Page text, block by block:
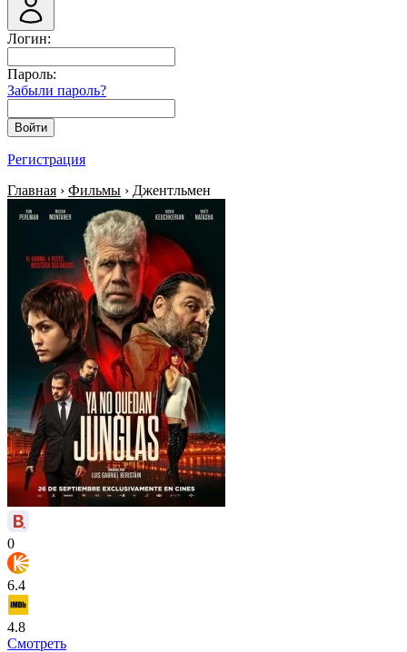
Логин:
Пароль:
Забыли пароль?
Войти
Регистрация
Главная › Фильмы › Джентльмен
0
6.4
4.8
Смотреть